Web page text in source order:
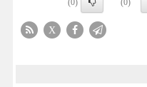
(0)
(0)
X